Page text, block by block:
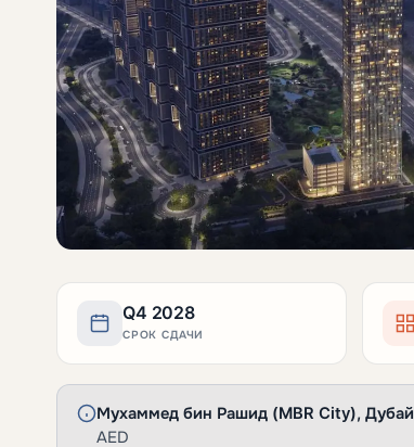
Q4 2028
СРОК СДАЧИ
Мухаммед бин Рашид (MBR City), Дубай
AED